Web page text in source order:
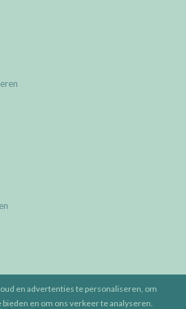
en advertenties te personaliseren, om
en om ons verkeer te analyseren.